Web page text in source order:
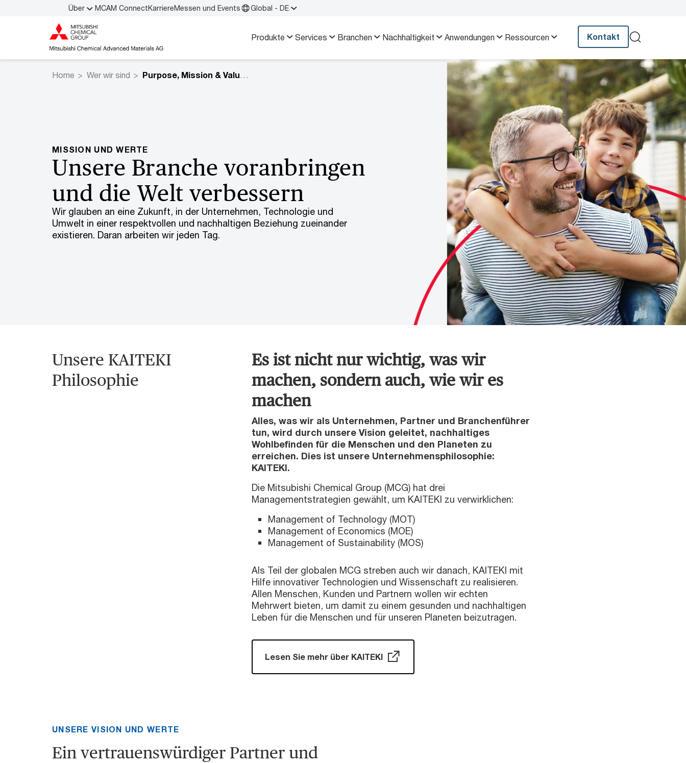
Über MCAM ConnectKarriereMessen und Events Global - DE
Produkte Services Branchen Nachhaltigkeit Anwendungen Ressourcen Kontakt
Home Wer wir sind Purpose, Mission & Values
MISSION UND WERTE
Unsere Branche voranbringen
und die Welt verbessern
Wir glauben an eine Zukunft, in der Unternehmen, Technologie und
Umwelt in einer respektvollen und nachhaltigen Beziehung zueinander
existieren. Daran arbeiten wir jeden Tag.
Unsere KAITEKI
Philosophie
Es ist nicht nur wichtig, was wir
machen, sondern auch, wie wir es
machen
Alles, was wir als Unternehmen, Partner und Branchenführer
tun, wird durch unsere Vision geleitet, nachhaltiges
Wohlbefinden für die Menschen und den Planeten zu
erreichen. Dies ist unsere Unternehmensphilosophie:
KAITEKI.
Die Mitsubishi Chemical Group (MCG) hat drei
Managementstrategien gewählt, um KAITEKI zu verwirklichen:
Management of Technology (MOT)
Management of Economics (MOE)
Management of Sustainability (MOS)
Als Teil der globalen MCG streben auch wir danach, KAITEKI mit
Hilfe innovativer Technologien und Wissenschaft zu realisieren.
Allen Menschen, Kunden und Partnern wollen wir echten
Mehrwert bieten, um damit zu einem gesunden und nachhaltigen
Leben für die Menschen und für unseren Planeten beizutragen.
Lesen Sie mehr über KAITEKI
UNSERE VISION UND WERTE
Ein vertrauenswürdiger Partner und